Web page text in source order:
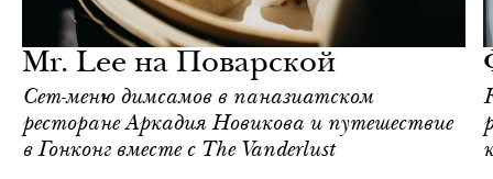
Mr. Lee на Поварской
Сет-меню димсамов в паназиатском
ресторане Аркадия Новикова и путешествие
в Гонконг вместе с The Vanderlust